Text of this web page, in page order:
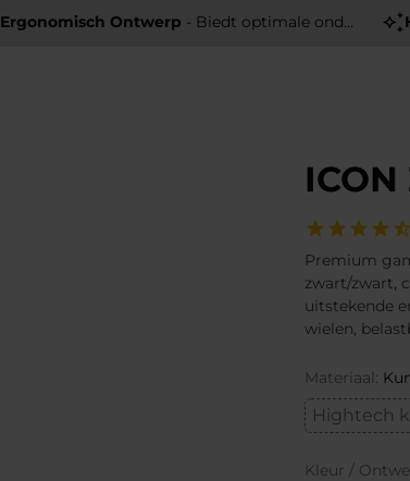
Ergonomisch Ontwerp - Biedt optimale ondersteuning en comfort
Premium
zwart/zwart,
uitstekende
wielen,
Materiaal:
Hightech
Kleur /